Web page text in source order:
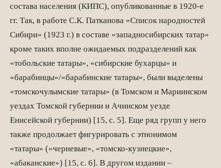
состава населения (КИПС), опубликованные в 1920-е
гг. Так, в работе С.К. Патканова «Список народностей
Сибири» (1923 г.) в составе «западносибирских татар»
кроме таких вполне ожидаемых подразделений как
«тобольские татары», «сибирские бухарцы» и
«барабинцы»/«барабинские татары», были выделены
«томскочулымские татары» (в Томском и Мариинском
уездах Томской губернии и Ачинском уезде
Енисейской губернии) [15, с. 5]. Еще ряд групп у него
также продолжает фигурировать с этнонимом
«татары» («черневые», «томско-кузнецкие»,
«абаканские») [15, с. 6]. В другом издании –